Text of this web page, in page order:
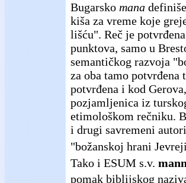
Bugarsko mana
kiša za vreme koje
lišću". Reč je
punktova, samo u
semantičkog razvoja
za oba tamo potvrđena
potvrđena i kod
pozjamljenica iz
etimološkom rečniku.
i drugi savremeni
"božanskoj hrani
Tako i ESUM s.v.
pomak biblijskog